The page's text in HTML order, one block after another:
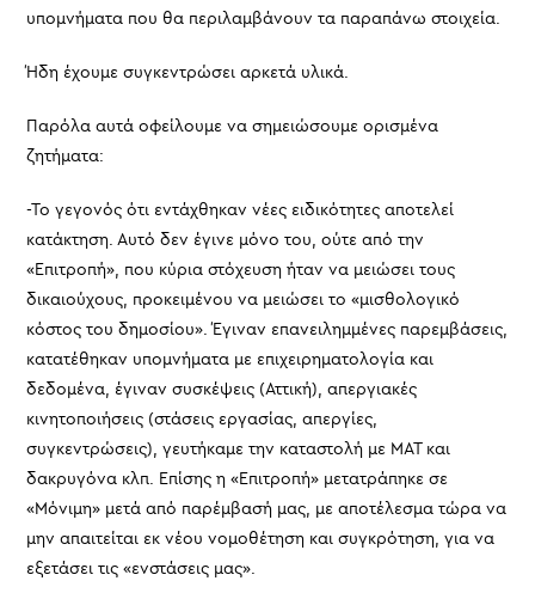
υπομνήματα που θα περιλαμβάνουν τα παραπάνω στοιχεία.
Ήδη έχουμε συγκεντρώσει αρκετά υλικά.
Παρόλα αυτά οφείλουμε να σημειώσουμε ορισμένα
ζητήματα:
-Το γεγονός ότι εντάχθηκαν νέες ειδικότητες αποτελεί
κατάκτηση. Αυτό δεν έγινε μόνο του, ούτε από την
«Επιτροπή», που κύρια στόχευση ήταν να μειώσει τους
δικαιούχους, προκειμένου να μειώσει το «μισθολογικό
κόστος του δημοσίου». Έγιναν επανειλημμένες παρεμβάσεις,
κατατέθηκαν υπομνήματα με επιχειρηματολογία και
δεδομένα, έγιναν συσκέψεις (Αττική), απεργιακές
κινητοποιήσεις (στάσεις εργασίας, απεργίες,
συγκεντρώσεις), γευτήκαμε την καταστολή με ΜΑΤ και
δακρυγόνα κλπ. Επίσης η «Επιτροπή» μετατράπηκε σε
«Μόνιμη» μετά από παρέμβασή μας, με αποτέλεσμα τώρα να
μην απαιτείται εκ νέου νομοθέτηση και συγκρότηση, για να
εξετάσει τις «ενστάσεις μας».